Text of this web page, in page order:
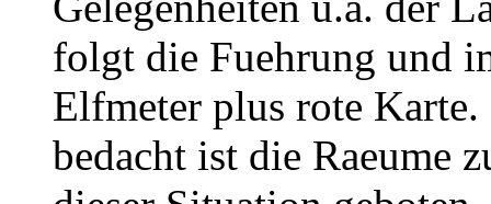
folgt die Fuehrung und
Elfmeter plus rote Karte.
bedacht ist die Raeume